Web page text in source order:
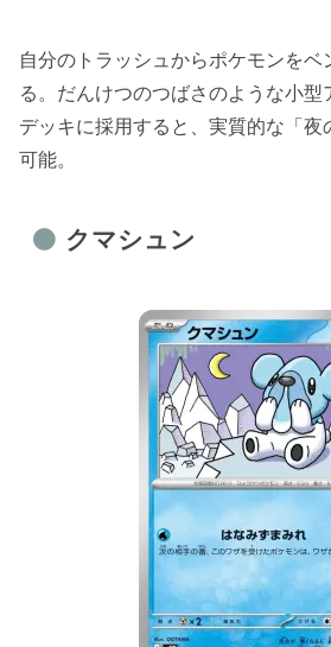
自分のトラッシュからポケモンをベ
る。だんけつのつばさのような小型
デッキに採用すると、実質的な「夜
可能。
クマシュン